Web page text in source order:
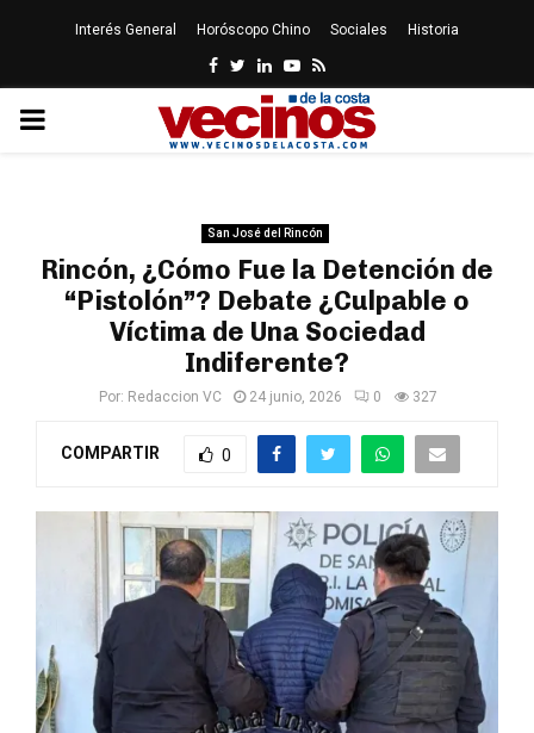
Interés General Horóscopo Chino Sociales Historia
Facebook
Twitter
LinkedinYoutube
Rss
PRIMARY
San José del Rincón
Rincón, ¿Cómo Fue la Detención de
“Pistolón”? Debate ¿Culpable o
Víctima de Una Sociedad
Indiferente?
Por: Redaccion VC 24 junio, 2026 0 327
COMPARTIR 0